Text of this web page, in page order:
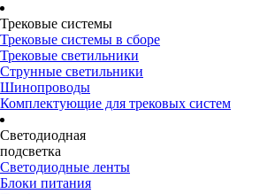
Трековые системы
Трековые системы в сборе
Трековые светильники
Струнные светильники
Шинопроводы
Комплектующие для трековых систем
Светодиодная
подсветка
Светодиодные ленты
Блоки питания